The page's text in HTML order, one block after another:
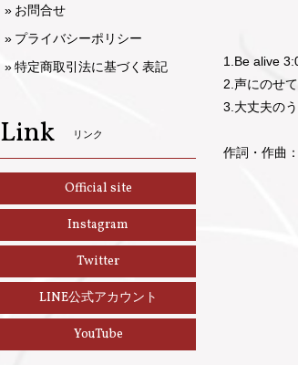
1.Be alive
2.声にのせ
3.大丈夫の
作詞・作曲
お問合せ
プライバシーポリシー
特定商取引法に基づく表記
Link リンク
Official site
Instagram
Twitter
LINE公式アカウント
YouTube